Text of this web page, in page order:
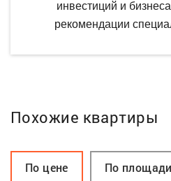
инвестиций и
рекомендации
Похожие квартиры
По цене По площади